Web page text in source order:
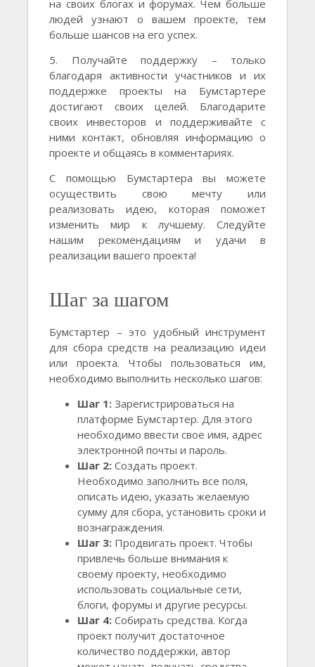
на своих блогах и форумах. Чем больше
людей узнают о вашем проекте, тем
больше шансов на его успех.
5. Получайте поддержку – только
благодаря активности участников и их
поддержке проекты на Бумстартере
достигают своих целей. Благодарите
своих инвесторов и поддерживайте с
ними контакт, обновляя информацию о
проекте и общаясь в комментариях.
С помощью Бумстартера вы можете
осуществить свою мечту или
реализовать идею, которая поможет
изменить мир к лучшему. Следуйте
нашим рекомендациям и удачи в
реализации вашего проекта!
Шаг за шагом
Бумстартер – это удобный инструмент
для сбора средств на реализацию идеи
или проекта. Чтобы пользоваться им,
необходимо выполнить несколько шагов:
Шаг 1: Зарегистрироваться на
платформе Бумстартер. Для этого
необходимо ввести свое имя, адрес
электронной почты и пароль.
Шаг 2: Создать проект.
Необходимо заполнить все поля,
описать идею, указать желаемую
сумму для сбора, установить сроки и
вознаграждения.
Шаг 3: Продвигать проект. Чтобы
привлечь больше внимания к
своему проекту, необходимо
использовать социальные сети,
блоги, форумы и другие ресурсы.
Шаг 4: Собирать средства. Когда
проект получит достаточное
количество поддержки, автор